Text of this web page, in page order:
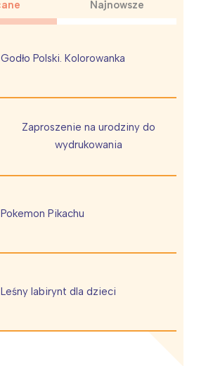
Najnowsze
Godło Polski. Kolorowanka
Zaproszenie na urodziny do
wydrukowania
Pokemon Pikachu
Leśny labirynt dla dzieci